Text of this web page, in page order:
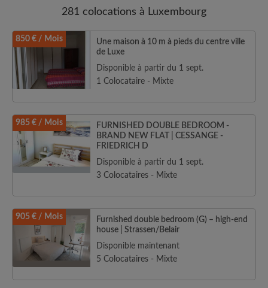
281 colocations à Luxembourg
850 € / Mois
Une maison à 10 m à pieds du centre ville
de Luxe
Disponible à partir du 1 sept.
1 Colocataire - Mixte
985 € / Mois
FURNISHED DOUBLE BEDROOM -
BRAND NEW FLAT | CESSANGE -
FRIEDRICH D
Disponible à partir du 1 sept.
3 Colocataires - Mixte
905 € / Mois
Furnished double bedroom (G) – high-end
house | Strassen/Belair
Disponible maintenant
5 Colocataires - Mixte